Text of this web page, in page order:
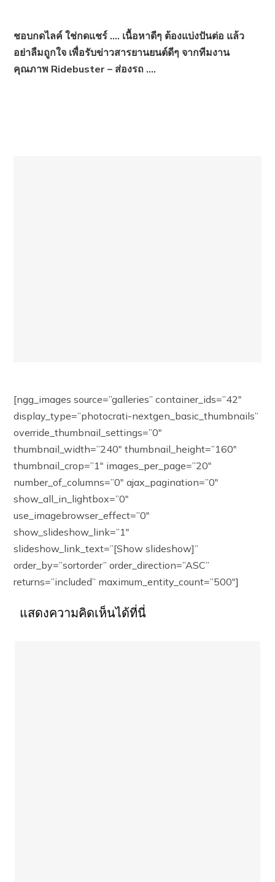
ชอบกดไลค์ ใช่กดแชร์ …. เนื้อหาดีๆ ต้องแบ่งปันต่อ แล้ว
อย่าลืมถูกใจ เพื่อรับข่าวสารยานยนต์ดีๆ จากทีมงาน
คุณภาพ Ridebuster – ส่องรถ ….
[ngg_images source=”galleries” container_ids=”42″
display_type=”photocrati-nextgen_basic_thumbnails”
override_thumbnail_settings=”0″
thumbnail_width=”240″ thumbnail_height=”160″
thumbnail_crop=”1″ images_per_page=”20″
number_of_columns=”0″ ajax_pagination=”0″
show_all_in_lightbox=”0″
use_imagebrowser_effect=”0″
show_slideshow_link=”1″
slideshow_link_text=”[Show slideshow]”
order_by=”sortorder” order_direction=”ASC”
returns=”included” maximum_entity_count=”500″]
แสดงความคิดเห็นได้ที่นี่